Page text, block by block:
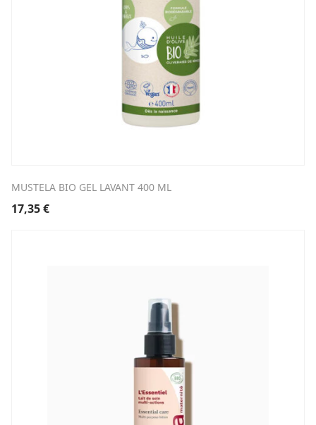
MUSTELA BIO GEL LAVANT 400 ML
17,35€